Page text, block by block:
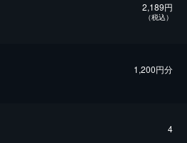
2,189円
（税込）
1,200円分
4